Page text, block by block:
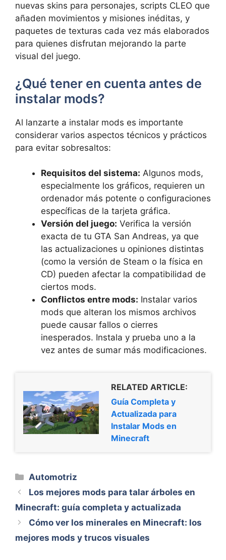
nuevas skins para personajes, scripts CLEO que
añaden movimientos y misiones inéditas, y
paquetes de texturas cada vez más elaborados
para quienes disfrutan mejorando la parte
visual del juego.
¿Qué tener en cuenta antes de
instalar mods?
Al lanzarte a instalar mods es importante
considerar varios aspectos técnicos y prácticos
para evitar sobresaltos:
Requisitos del sistema: Algunos mods,
especialmente los gráficos, requieren un
ordenador más potente o configuraciones
específicas de la tarjeta gráfica.
Versión del juego: Verifica la versión
exacta de tu GTA San Andreas, ya que
las actualizaciones u opiniones distintas
(como la versión de Steam o la física en
CD) pueden afectar la compatibilidad de
ciertos mods.
Conflictos entre mods: Instalar varios
mods que alteran los mismos archivos
puede causar fallos o cierres
inesperados. Instala y prueba uno a la
vez antes de sumar más modificaciones.
RELATED ARTICLE:
Guía Completa y
Actualizada para
Instalar Mods en
Minecraft
Categorías
Automotriz
Los mejores mods para talar árboles en
Minecraft: guía completa y actualizada
Cómo ver los minerales en Minecraft: los
mejores mods y trucos visuales